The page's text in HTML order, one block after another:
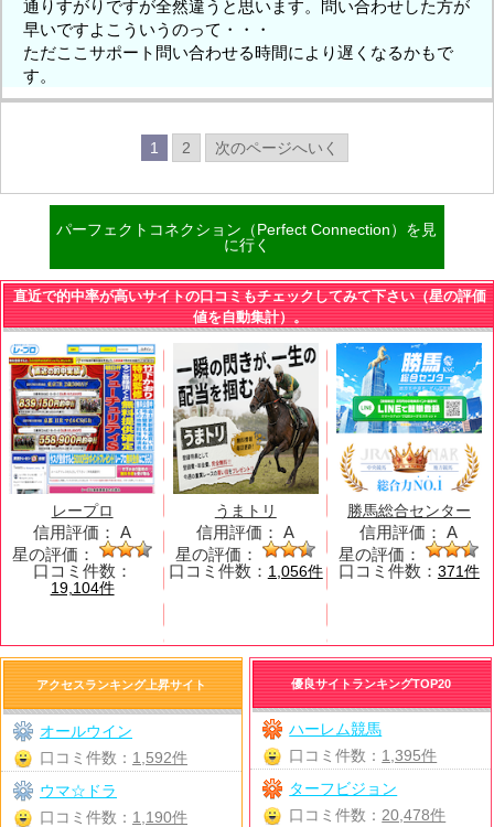
通りすがりですが全然違うと思います。問い合わせした方が
早いですよこういうのって・・・
ただここサポート問い合わせる時間により遅くなるかもで
す。
1 2 次のページへいく
パーフェクトコネクション（Perfect Connection）を見
に行く
直近で的中率が高いサイトの口コミもチェックしてみて下さい（星の評価
値を自動集計）。
レープロ
信用評価： A
星の評価：
口コミ件数：
19,104件
うまトリ
信用評価：
A
星の評価：
口コミ件数： 1,056件
勝馬総合センター
信用評価：
A
星の評価：
口コミ件数： 371件
優良サイトランキングTOP20
ハーレム競馬
口コミ件数： 1,395件
ターフビジョン
口コミ件数： 20,478件
アクセスランキング上昇サイト
オールウイン
口コミ件数： 1,592件
ウマ☆ドラ
口コミ件数： 1,190件